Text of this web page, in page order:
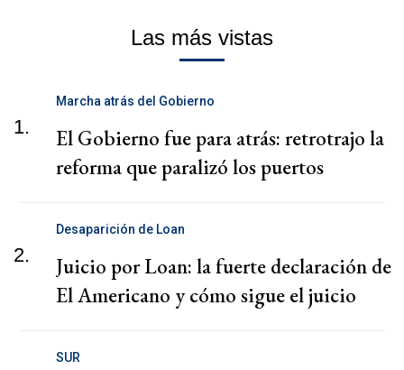
Las más vistas
1.
Marcha atrás del Gobierno
El Gobierno fue para atrás: retrotrajo la
reforma que paralizó los puertos
2.
Desaparición de Loan
Juicio por Loan: la fuerte declaración de
El Americano y cómo sigue el juicio
SUR